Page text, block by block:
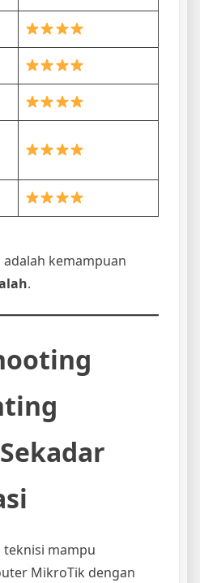
kemampuan
.
teknisi mampu
MikroTik dengan